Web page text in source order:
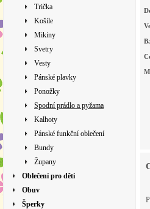
Trička
Košile
Mikiny
Svetry
Vesty
Pánské plavky
Ponožky
Spodní prádlo a pyžama
Kalhoty
Pánské funkční oblečení
Bundy
Župany
Oblečení pro děti
Obuv
Šperky